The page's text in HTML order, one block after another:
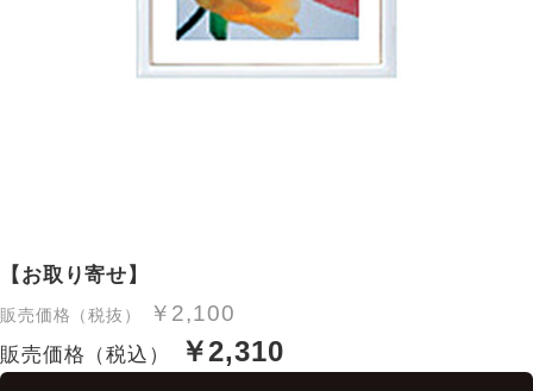
【お取り寄せ】
販売価格（税抜） ￥2,100
販売価格（税込） ￥2,310